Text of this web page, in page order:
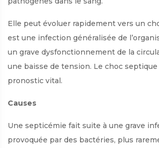
Elle peut évoluer rapidement vers un
est une infection généralisée de
un grave dysfonctionnement de la
une baisse de tension. Le choc septique
pronostic vital.
Causes
Une septicémie fait suite à une grave
provoquée par des bactéries, plus